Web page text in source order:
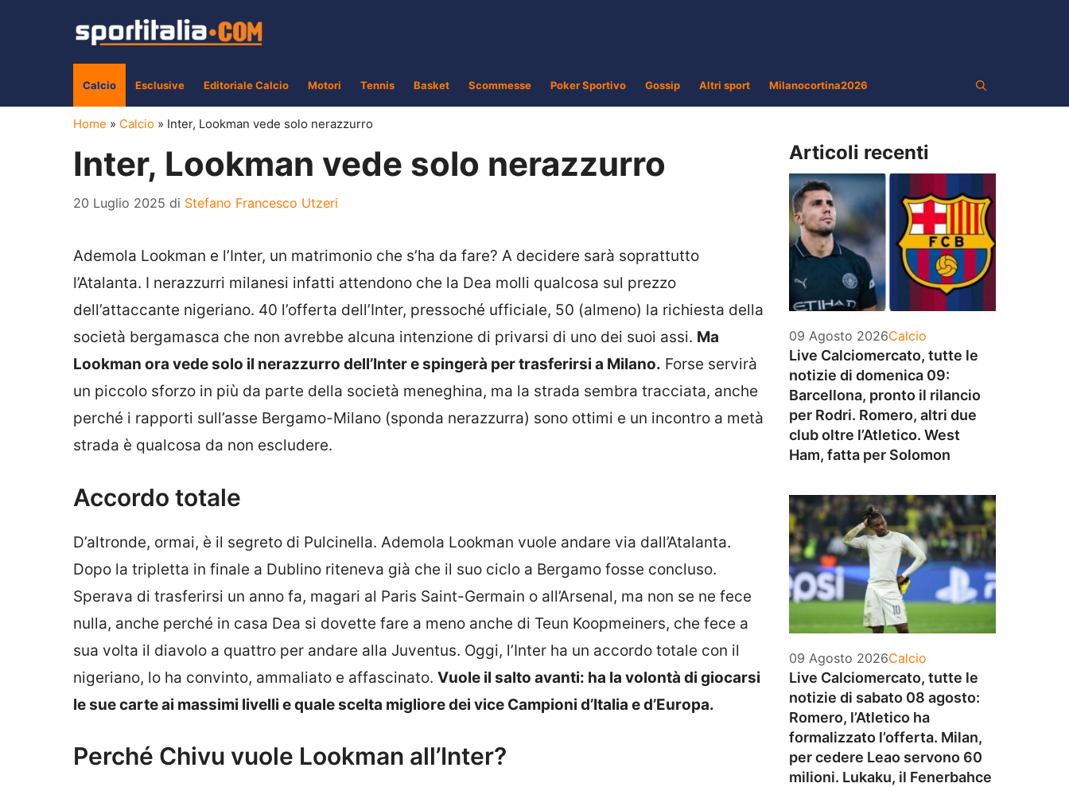
Calcio Esclusive Editoriale Calcio Motori Tennis Basket Scommesse Poker Sportivo Gossip Altri sport Milanocortina2026
Home » Calcio » Inter, Lookman vede solo nerazzurro
Inter, Lookman vede solo nerazzurro
20 Luglio 2025 di Stefano Francesco Utzeri
Ademola Lookman e l’Inter, un matrimonio che s’ha da fare? A decidere sarà soprattutto
l’Atalanta. I nerazzurri milanesi infatti attendono che la Dea molli qualcosa sul prezzo
dell’attaccante nigeriano. 40 l’offerta dell’Inter, pressoché ufficiale, 50 (almeno) la richiesta della
società bergamasca che non avrebbe alcuna intenzione di privarsi di uno dei suoi assi. Ma
Lookman ora vede solo il nerazzurro dell’Inter e spingerà per trasferirsi a Milano. Forse servirà
un piccolo sforzo in più da parte della società meneghina, ma la strada sembra tracciata, anche
perché i rapporti sull’asse Bergamo-Milano (sponda nerazzurra) sono ottimi e un incontro a metà
strada è qualcosa da non escludere.
Accordo totale
D’altronde, ormai, è il segreto di Pulcinella. Ademola Lookman vuole andare via dall’Atalanta.
Dopo la tripletta in finale a Dublino riteneva già che il suo ciclo a Bergamo fosse concluso.
Sperava di trasferirsi un anno fa, magari al Paris Saint-Germain o all’Arsenal, ma non se ne fece
nulla, anche perché in casa Dea si dovette fare a meno anche di Teun Koopmeiners, che fece a
sua volta il diavolo a quattro per andare alla Juventus. Oggi, l’Inter ha un accordo totale con il
nigeriano, lo ha convinto, ammaliato e affascinato. Vuole il salto avanti: ha la volontà di giocarsi
le sue carte ai massimi livelli e quale scelta migliore dei vice Campioni d’Italia e d’Europa.
Perché Chivu vuole Lookman all’Inter?
Articoli recenti
09 Agosto 2026Categorie
Calcio
Live Calciomercato, tutte le
notizie di domenica 09:
Barcellona, pronto il rilancio
per Rodri. Romero, altri due
club oltre l’Atletico. West
Ham, fatta per Solomon
09 Agosto 2026Categorie
Calcio
Live Calciomercato, tutte le
notizie di sabato 08 agosto:
Romero, l’Atletico ha
formalizzato l’offerta. Milan,
per cedere Leao servono 60
milioni. Lukaku, il Fenerbahce